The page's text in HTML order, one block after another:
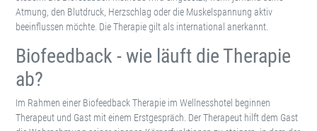
Atmung, den Blutdruck, Herzschlag oder die Muskelspannung aktiv
beeinflussen möchte. Die Therapie gilt als international anerkannt.
Biofeedback - wie läuft die Therapie
ab?
Im Rahmen einer Biofeedback Therapie im Wellnesshotel beginnen
Therapeut und Gast mit einem Erstgespräch. Der Therapeut hilft dem Gast